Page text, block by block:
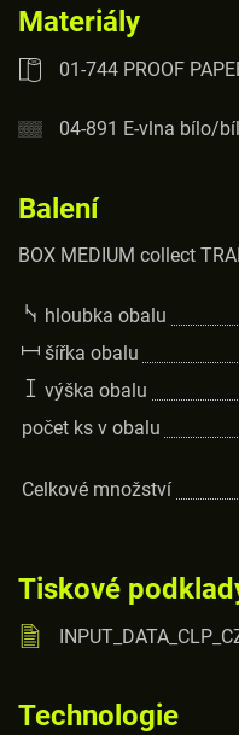
Materiály
01-744 PROOF
04-891 E-vlna bílo/
Balení
BOX MEDIUM collect
hloubka obalu
šířka obalu
výška obalu
počet ks v obalu
Celkové množství
Tiskové
Technologie